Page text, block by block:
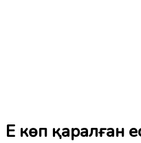
Ең көп қаралған